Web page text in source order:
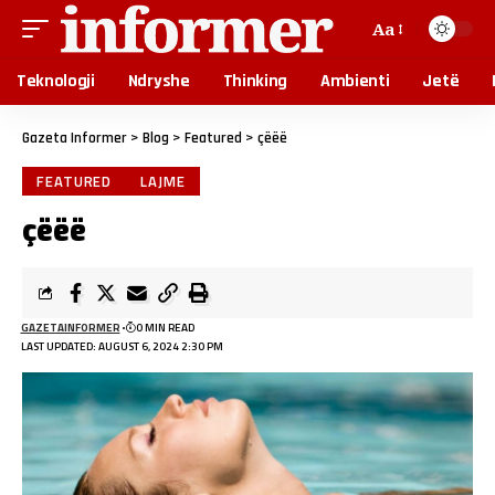
Aa
Teknologji Ndryshe Thinking Ambienti Jetë
Gazeta Informer > Blog > Featured > çëëë
FEATURED LAJME
çëëë
LAST UPDATED: AUGUST 6, 2024 2:30 PM
GAZETAINFORMER 0 MIN READ